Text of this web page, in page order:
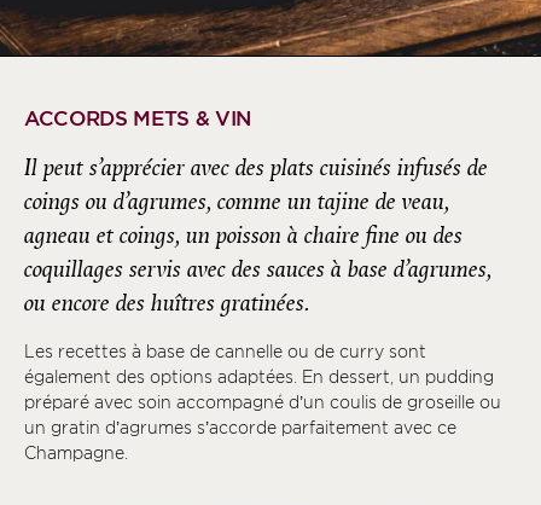
ACCORDS METS & VIN
Il peut s’apprécier avec des plats cuisinés infusés de
coings ou d’agrumes, comme un tajine de veau,
agneau et coings, un poisson à chaire fine ou des
coquillages servis avec des sauces à base d’agrumes,
ou encore des huîtres gratinées.
Les recettes à base de cannelle ou de curry sont
également des options adaptées. En dessert, un pudding
préparé avec soin accompagné d’un coulis de groseille ou
un gratin d’agrumes s’accorde parfaitement avec ce
Champagne.